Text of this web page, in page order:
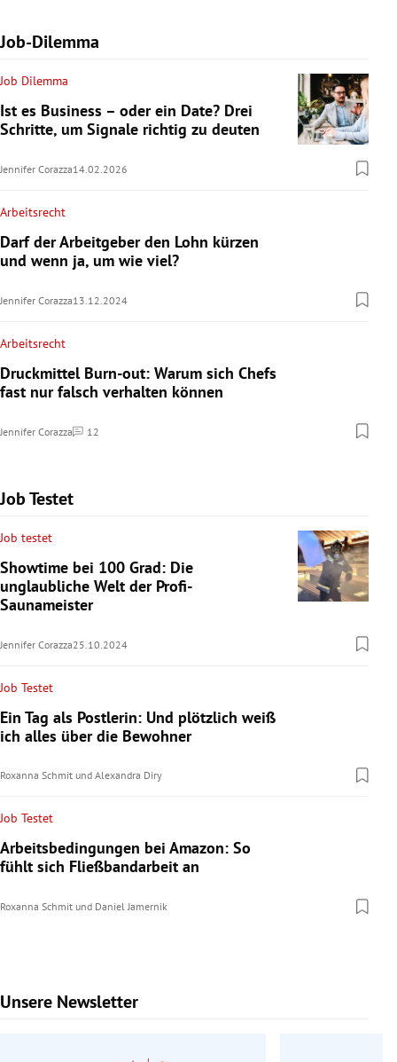
Job-Dilemma
Job Dilemma
Ist es Business – oder ein Date? Drei
Schritte, um Signale richtig zu deuten
Jennifer Corazza14.02.2026
Arbeitsrecht
Darf der Arbeitgeber den Lohn kürzen
und wenn ja, um wie viel?
Jennifer Corazza13.12.2024
Arbeitsrecht
Druckmittel Burn-out: Warum sich Chefs
fast nur falsch verhalten können
Jennifer Corazza 12
Kommentare
Job Testet
Job testet
Showtime bei 100 Grad: Die
unglaubliche Welt der Profi-
Saunameister
Jennifer Corazza25.10.2024
Job Testet
Ein Tag als Postlerin: Und plötzlich weiß
ich alles über die Bewohner
Roxanna Schmit und Alexandra Diry
Job Testet
Arbeitsbedingungen bei Amazon: So
fühlt sich Fließbandarbeit an
Roxanna Schmit und Daniel Jamernik
Unsere Newsletter
Slide 1 von 9